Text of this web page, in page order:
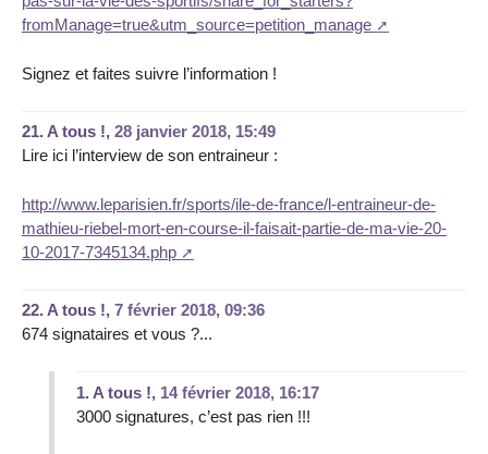
fromManage=true&utm_source=petition_manage
Signez et faites suivre l’information !
21. A tous !, 28 janvier 2018, 15:49
Lire ici l’interview de son entraineur :
http://www.leparisien.fr/sports/ile-de-france/l-entraineur-de-
mathieu-riebel-mort-en-course-il-faisait-partie-de-ma-vie-20-
10-2017-7345134.php
22. A tous !, 7 février 2018, 09:36
674 signataires et vous ?...
1. A tous !, 14 février 2018, 16:17
3000 signatures, c’est pas rien !!!